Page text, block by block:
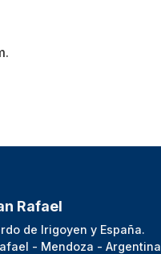
Rafael
de Irigoyen y España.
- Mendoza - Argentina